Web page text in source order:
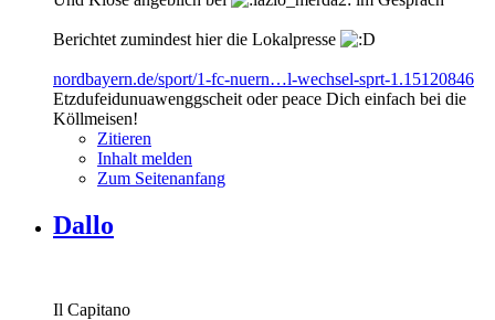
Berichtet zumindest hier die Lokalpresse
nordbayern.de/sport/1-fc-nuern…l-wechsel-sprt-1.15120846
Etzdufeidunuawenggscheit oder peace Dich einfach bei die
Köllmeisen!
Zitieren
Inhalt melden
Zum Seitenanfang
Dallo
Il Capitano